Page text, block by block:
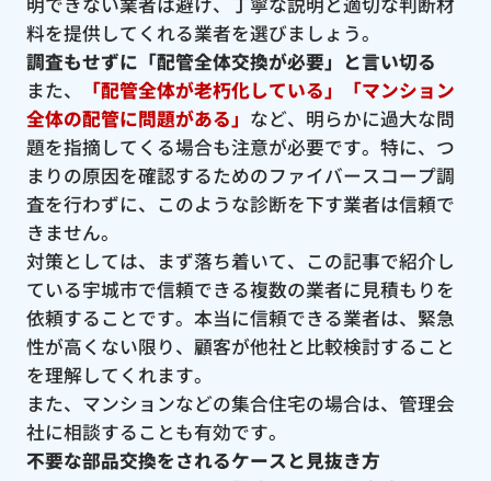
料を提供してくれる業者を選びましょう。
調査もせずに「配管全体交換が必要」と言い切る
また、
「配管全体が老朽化している」「マンション
全体の配管に問題がある」 など、明らかに過大な問
題を指摘してくる場合も注意が必要です。特に、つ
まりの原因を確認するためのファイバースコープ調
査を行わずに、このような診断を下す業者は信頼で
きません。
対策としては、まず落ち着いて、この記事で紹介し
ている宇城市で信頼できる複数の業者に見積もりを
依頼することです。本当に信頼できる業者は、緊急
性が高くない限り、顧客が他社と比較検討すること
を理解してくれます。
また、マンションなどの集合住宅の場合は、管理会
社に相談することも有効です。
不要な部品交換をされるケースと見抜き方